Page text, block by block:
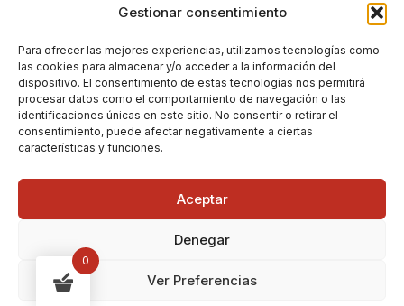
Gestionar consentimiento
Para ofrecer las mejores experiencias, utilizamos tecnologías como
las cookies para almacenar y/o acceder a la información del
dispositivo. El consentimiento de estas tecnologías nos permitirá
procesar datos como el comportamiento de navegación o las
identificaciones únicas en este sitio. No consentir o retirar el
consentimiento, puede afectar negativamente a ciertas
características y funciones.
Aceptar
Denegar
Ver Preferencias
Aviso Legal
Envíos y devoluciones
Condiciones generales de contratación
Política de Privacidad
Política de Cookies
0